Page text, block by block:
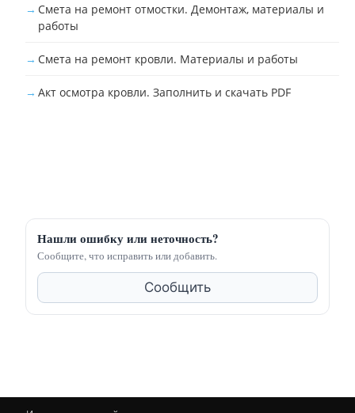
Смета на ремонт отмостки. Демонтаж, материалы и
работы
Смета на ремонт кровли. Материалы и работы
Акт осмотра кровли. Заполнить и скачать PDF
Нашли ошибку или неточность?
Сообщите, что исправить или добавить.
Сообщить